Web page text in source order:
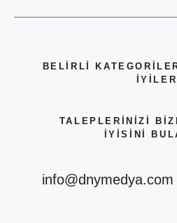
BELİRLİ
İYİLER
TALEPLERİNİZİ
İYİSİNİ
info@dnymedya.com